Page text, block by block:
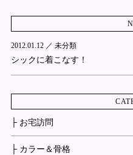
2012.01.12 ／ 未分類
シックに着こなす！
├ お宅訪問
├ カラー＆骨格